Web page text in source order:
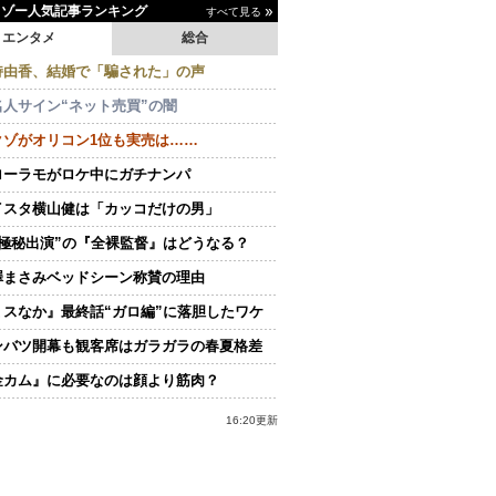
ー人気記事ランキング すべて見る
エンタメ 総合
由香、結婚で「騙された」の声
人サイン“ネット売買”の闇
ゾがオリコン1位も実売は……
ーラモがロケ中にガチナンパ
タ横山健は「カッコだけの男」
秘出演”の『全裸監督』はどうなる？
まさみベッドシーン称賛の理由
スなか』最終話“ガロ編”に落胆したワケ
バツ開幕も観客席はガラガラの春夏格差
カム』に必要なのは顔より筋肉？
16:20更新